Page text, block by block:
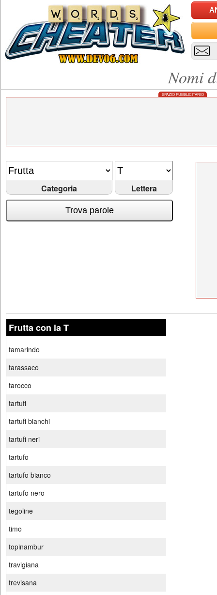
Nomi
SPAZIO PUBBLICITARIO
Categoria Lettera
Trova parole
Frutta con la T
tamarindo
tarassaco
tarocco
tartufi
tartufi bianchi
tartufi neri
tartufo
tartufo bianco
tartufo nero
tegoline
timo
topinambur
travigiana
trevisana